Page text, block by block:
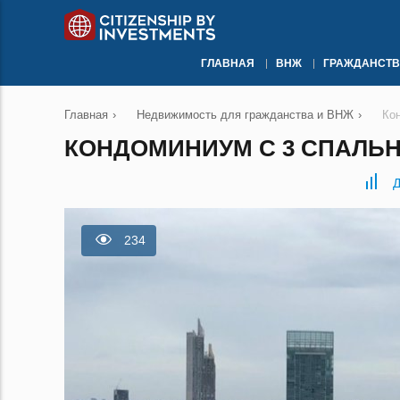
ГЛАВНАЯ ВНЖ
Главная › Недвижимость для гражданства и ВНЖ ›
КОНДОМИНИУМ С 3
234